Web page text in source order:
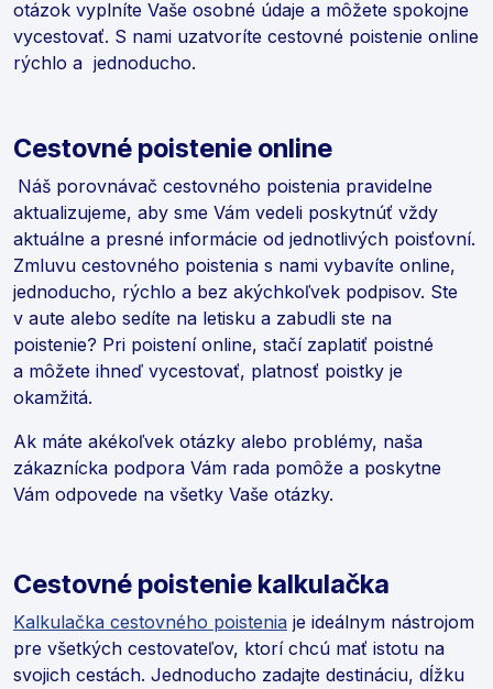
otázok vyplníte Vaše osobné údaje a môžete spokojne
vycestovať. S nami uzatvoríte cestovné poistenie online
rýchlo a jednoducho.
Cestovné poistenie online
Náš porovnávač cestovného poistenia pravidelne
aktualizujeme, aby sme Vám vedeli poskytnúť vždy
aktuálne a presné informácie od jednotlivých poisťovní.
Zmluvu cestovného poistenia s nami vybavíte online,
jednoducho, rýchlo a bez akýchkoľvek podpisov. Ste
v aute alebo sedíte na letisku a zabudli ste na
poistenie? Pri poistení online, stačí zaplatiť poistné
a môžete ihneď vycestovať, platnosť poistky je
okamžitá.
Ak máte akékoľvek otázky alebo problémy, naša
zákaznícka podpora Vám rada pomôže a poskytne
Vám odpovede na všetky Vaše otázky.
Cestovné poistenie kalkulačka
Kalkulačka cestovného poistenia je ideálnym nástrojom
pre všetkých cestovateľov, ktorí chcú mať istotu na
svojich cestách. Jednoducho zadajte destináciu, dĺžku